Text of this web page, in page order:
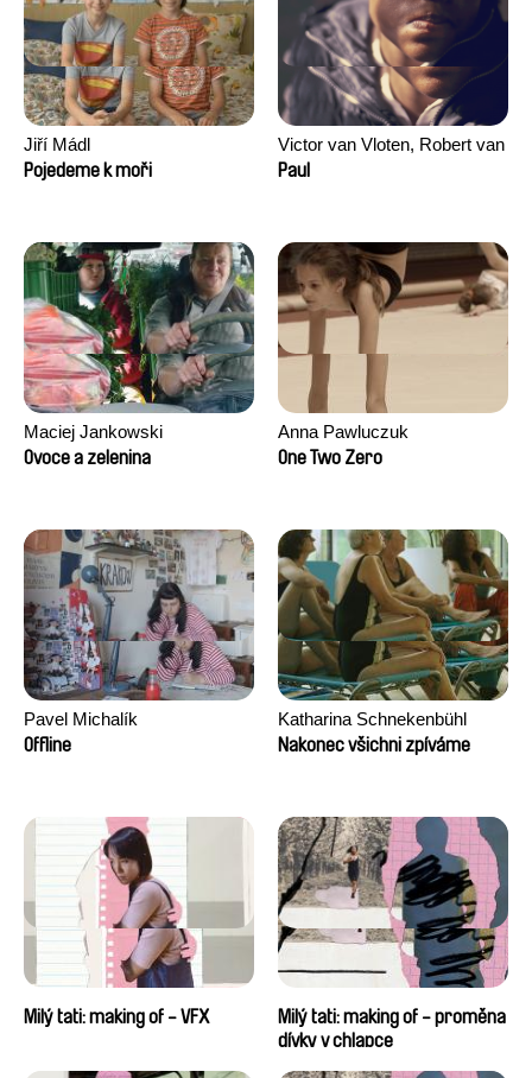
Jiří Mádl
Pojedeme k moři
Victor van Vloten, Robert van
Wingerden
Paul
Maciej Jankowski
Ovoce a zelenina
Anna Pawluczuk
One Two Zero
Pavel Michalík
Offline
Katharina Schnekenbühl
Nakonec všichni zpíváme
Milý tati: making of - VFX
Milý tati: making of - proměna
dívky v chlapce